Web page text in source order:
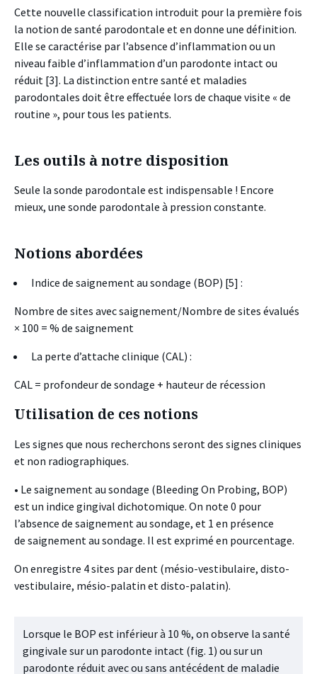
Cette nouvelle classification introduit pour la première fois
la notion de santé parodontale et en donne une définition.
Elle se caractérise par l’absence d’inflammation ou un
niveau faible d’inflammation d’un parodonte intact ou
réduit [3]. La distinction entre santé et maladies
parodontales doit être effectuée lors de chaque visite « de
routine », pour tous les patients.
Les outils à notre disposition
Seule la sonde parodontale est indispensable ! Encore
mieux, une sonde parodontale à pression constante.
Notions abordées
Indice de saignement au sondage (BOP) [5] :
Nombre de sites avec saignement/Nombre de sites évalués
× 100 = % de saignement
La perte d’attache clinique (CAL) :
CAL = profondeur de sondage + hauteur de récession
Utilisation de ces notions
Les signes que nous recherchons seront des signes cliniques
et non radiographiques.
• Le saignement au sondage (Bleeding On Probing, BOP)
est un indice gingival dichotomique. On note 0 pour
l’absence de saignement au sondage, et 1 en présence
de saignement au sondage. Il est exprimé en pourcentage.
On enregistre 4 sites par dent (mésio-vestibulaire, disto-
vestibulaire, mésio-palatin et disto-palatin).
Lorsque le BOP est inférieur à 10 %, on observe la santé
gingivale sur un parodonte intact (fig. 1) ou sur un
parodonte réduit avec ou sans antécédent de maladie